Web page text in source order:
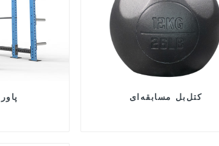
پاور کتل‌بل مسابقه‌ای